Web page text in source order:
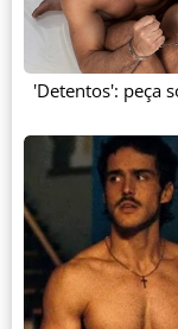
'Detentos': peça